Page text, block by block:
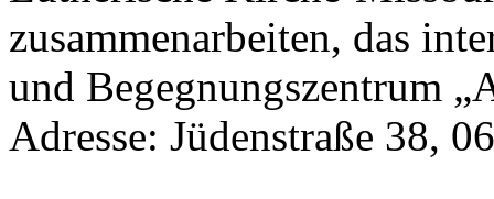
zusammenarbeiten, das
und Begegnungszentrum
Adresse: Jüdenstraße 38,